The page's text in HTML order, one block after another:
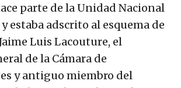
parte de la Unidad Nacional
estaba adscrito al esquema de
Luis Lacouture, el
de la Cámara de
y antiguo miembro del